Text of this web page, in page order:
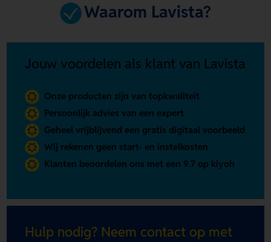
Waarom Lavista?
Jouw voordelen als klant van Lavista
Onze producten zijn van topkwaliteit
Persoonlijk advies van een expert
Geheel vrijblijvend een gratis digitaal voorbeeld
Wij rekenen geen start- en instelkosten
Klanten beoordelen ons met een 9.7 op kiyoh
Hulp nodig? Neem contact op met